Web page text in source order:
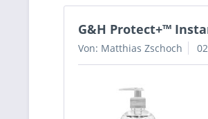
G&H Protect+™
Von: Matthias Zschoch